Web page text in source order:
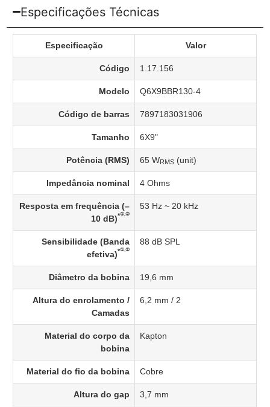
Especificações Técnicas
Especificação Valor
Código 1.17.156
Modelo Q6X9BBR130-4
Código de barras 7897183031906
Tamanho 6X9"
Potência (RMS) 65 WRMS (unit)
Impedância nominal 4 Ohms
Resposta em frequência (–
10 dB)*①,②
53 Hz ~ 20 kHz
Sensibilidade (Banda
efetiva)*①,②
88 dB SPL
Diâmetro da bobina 19,6 mm
Altura do enrolamento /
Camadas
6,2 mm / 2
Material do corpo da
bobina
Kapton
Material do fio da bobina Cobre
Altura do gap 3,7 mm